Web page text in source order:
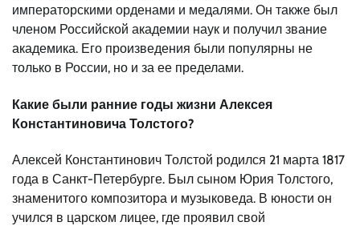
императорскими орденами и медалями. Он также был
членом Российской академии наук и получил звание
академика. Его произведения были популярны не
только в России, но и за ее пределами.
Какие были ранние годы жизни Алексея
Константиновича Толстого?
Алексей Константинович Толстой родился 21 марта 1817
года в Санкт-Петербурге. Был сыном Юрия Толстого,
знаменитого композитора и музыковеда. В юности он
учился в царском лицее, где проявил свой